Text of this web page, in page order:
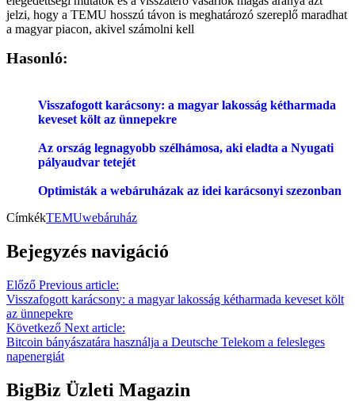
jelzi, hogy a TEMU hosszú távon is meghatározó szereplő maradhat
a magyar piacon, akivel számolni kell
Hasonló:
Visszafogott karácsony: a magyar lakosság kétharmada
keveset költ az ünnepekre
Az ország legnagyobb szélhámosa, aki eladta a Nyugati
pályaudvar tetejét
Optimisták a webáruházak az idei karácsonyi szezonban
CímkékTEMUwebáruház
Bejegyzés navigáció
Előző Previous article:
Visszafogott karácsony: a magyar lakosság kétharmada keveset költ
az ünnepekre
Következő Next article:
Bitcoin bányászatára használja a Deutsche Telekom a felesleges
napenergiát
BigBiz Üzleti Magazin